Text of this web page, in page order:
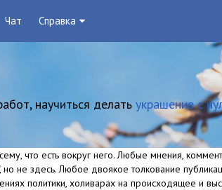
Чат Справка
научиться делать украшение с
что есть вокруг него. Любые мнения,
не здесь. Любое двоякое толкование
политики, холиварах на происходящее и